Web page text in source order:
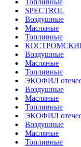
Топливные
SPECTROL
Воздушные
Масляные
Топливные
Воздушные
Масляные
Топливные
ЭКОФИЛ
Воздушные
Масляные
Топливные
ЭКОФИЛ
Воздушные
Масляные
Топливные